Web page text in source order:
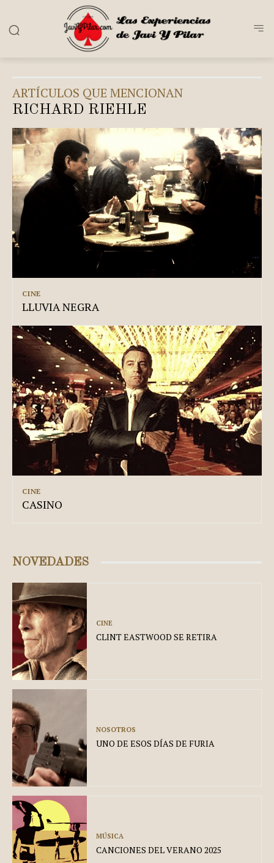
ARTÍCULOS QUE MENCIONAN
RICHARD RIEHLE
CINE
LLUVIA NEGRA
CINE
CASINO
NOVEDADES
CINE
CLINT EASTWOOD SE RETIRA
NOSOTROS
UNO DE ESOS DÍAS DE FURIA
MÚSICA
CANCIONES DEL VERANO 2025